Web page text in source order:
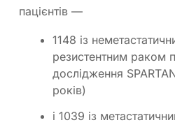
пацієнтів —
1148 із
резистентним раком
дослідження
років)
і 1039 із